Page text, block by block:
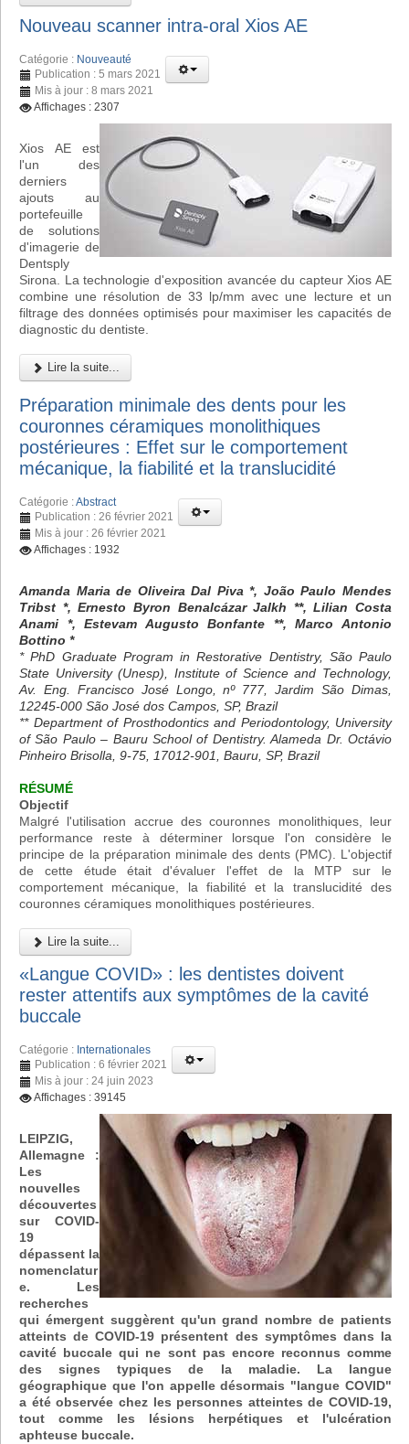
Nouveau scanner intra-oral Xios AE
Catégorie : Nouveauté
Publication : 5 mars 2021
Mis à jour : 8 mars 2021
Affichages : 2307
Xios AE est
l'un des
derniers
ajouts au
portefeuille
de solutions
d'imagerie de
Dentsply
Sirona. La technologie d'exposition avancée du capteur Xios AE
combine une résolution de 33 lp/mm avec une lecture et un
filtrage des données optimisés pour maximiser les capacités de
diagnostic du dentiste.
Lire la suite...
Préparation minimale des dents pour les
couronnes céramiques monolithiques
postérieures : Effet sur le comportement
mécanique, la fiabilité et la translucidité
Catégorie :Abstract
Publication : 26 février 2021
Mis à jour : 26 février 2021
Affichages : 1932
Amanda Maria de Oliveira Dal Piva *, João Paulo Mendes
Tribst *, Ernesto Byron Benalcázar Jalkh **, Lilian Costa
Anami *, Estevam Augusto Bonfante **, Marco Antonio
Bottino *
* PhD Graduate Program in Restorative Dentistry, São Paulo
State University (Unesp), Institute of Science and Technology,
Av. Eng. Francisco José Longo, nº 777, Jardim São Dimas,
12245-000 São José dos Campos, SP, Brazil
** Department of Prosthodontics and Periodontology, University
of São Paulo – Bauru School of Dentistry. Alameda Dr. Octávio
Pinheiro Brisolla, 9-75, 17012-901, Bauru, SP, Brazil
RÉSUMÉ
Objectif
Malgré l'utilisation accrue des couronnes monolithiques, leur
performance reste à déterminer lorsque l'on considère le
principe de la préparation minimale des dents (PMC). L'objectif
de cette étude était d'évaluer l'effet de la MTP sur le
comportement mécanique, la fiabilité et la translucidité des
couronnes céramiques monolithiques postérieures.
Lire la suite...
«Langue COVID» : les dentistes doivent
rester attentifs aux symptômes de la cavité
buccale
Catégorie : Internationales
Publication : 6 février 2021
Mis à jour : 24 juin 2023
Affichages : 39145
LEIPZIG,
Allemagne :
Les
nouvelles
découvertes
sur COVID-
19
dépassent la
nomenclatur
e. Les
recherches
qui émergent suggèrent qu'un grand nombre de patients
atteints de COVID-19 présentent des symptômes dans la
cavité buccale qui ne sont pas encore reconnus comme
des signes typiques de la maladie. La langue
géographique que l'on appelle désormais "langue COVID"
a été observée chez les personnes atteintes de COVID-19,
tout comme les lésions herpétiques et l'ulcération
aphteuse buccale.